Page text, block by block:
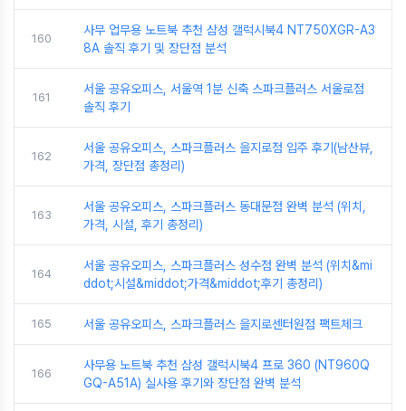
160
사무 업무용 노트북 추천 삼성 갤럭시북4 NT750XGR-A3
8A 솔직 후기 및 장단점 분석
161
서울 공유오피스, 서울역 1분 신축 스파크플러스 서울로점
솔직 후기
162
서울 공유오피스, 스파크플러스 을지로점 입주 후기(남산뷰,
가격, 장단점 총정리)
163
서울 공유오피스, 스파크플러스 동대문점 완벽 분석 (위치,
가격, 시설, 후기 총정리)
164
서울 공유오피스, 스파크플러스 성수점 완벽 분석 (위치&mi
ddot;시설&middot;가격&middot;후기 총정리)
165 서울 공유오피스, 스파크플러스 을지로센터원점 팩트체크
166
사무용 노트북 추천 삼성 갤럭시북4 프로 360 (NT960Q
GQ-A51A) 실사용 후기와 장단점 완벽 분석